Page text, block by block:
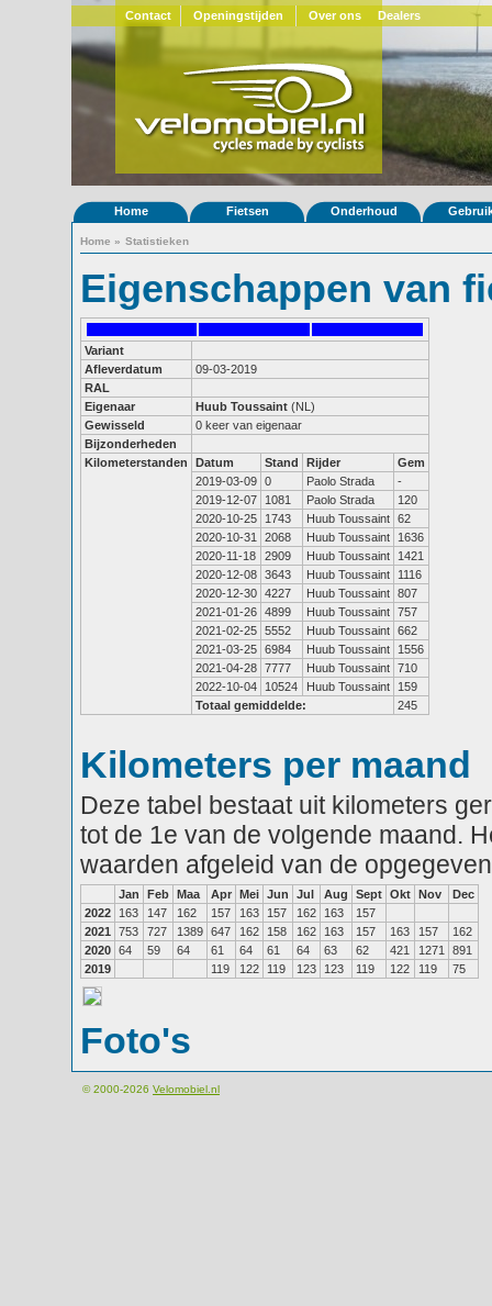
Contact Openingstijden Over ons Dealers
Home Fietsen Onderhoud
Home » Statistieken
Eigenschappen van
Variant
Afleverdatum
09-03-2019
RAL
Eigenaar
Huub Toussaint (NL)
Gewisseld
0 keer van eigenaar
Bijzonderheden
Kilometerstanden
Datum Stand Rijder
Gem
2019-03-09 0 Paolo Strada
-
2019-12-07
1081 Paolo Strada
120
2020-10-25
1743 Huub Toussaint 62
2020-10-31
2068 Huub Toussaint
1636
2020-11-18
2909 Huub Toussaint
1421
2020-12-08 3643 Huub Toussaint
1116
2020-12-30 4227 Huub Toussaint 807
2021-01-26 4899 Huub Toussaint 757
2021-02-25 5552 Huub Toussaint 662
2021-03-25 6984 Huub Toussaint
1556
2021-04-28 7777 Huub Toussaint 710
2022-10-04
10524 Huub Toussaint
159
Totaal gemiddelde:
245
Kilometers per maand
Deze tabel bestaat uit kilometers
tot de 1e van de volgende maand.
waarden afgeleid van de
Jan Feb Maa Apr Mei Jun Jul Aug Sept Okt Nov
Dec
2022
163 147 162 157 163 157 162 163
157
2021
753 727 1389 647 162 158 162 163 157 163 157
162
2020 64 59 64 61 64 61 64 63 62 421 1271
891
2019
119 122 119 123 123 119 122 119 75
Foto's
© 2000-2026 Velomobiel.nl